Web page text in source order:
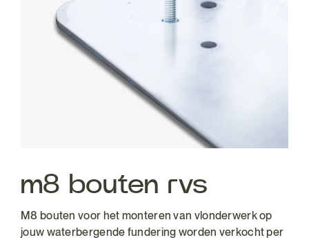
m8 bouten rvs
M8 bouten voor het monteren van vlonderwerk op
jouw waterbergende fundering worden verkocht per